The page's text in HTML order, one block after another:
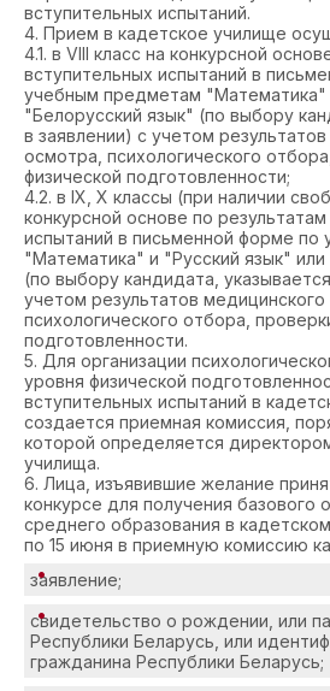
вступительных испытаний.
4. Прием в кадетское училище
4.1. в VIII класс на конкурсной
вступительных испытаний в
учебным предметам "Математика"
"Белорусский язык" (по выбору
в заявлении) с учетом
осмотра, психологического
физической подготовленности;
4.2. в IX, X классы (при наличии
конкурсной основе по
испытаний в письменной форме
"Математика" и "Русский язык"
(по выбору кандидата,
учетом результатов медицинского
психологического отбора,
подготовленности.
5. Для организации
уровня физической
вступительных испытаний в
создается приемная комиссия,
которой определяется
училища.
6. Лица, изъявившие желание
конкурсе для получения базового
среднего образования в
по 15 июня в приемную комиссию
заявление;
свидетельство о рождении, или
Республики Беларусь, или
гражданина Республики Беларусь;